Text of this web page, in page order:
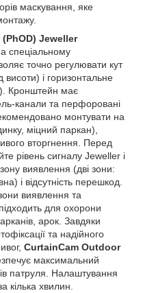
маскування, яке
Jeweller
спеціальному
точно регулювати кут
висоти) і горизонтальне
Кронштейн має
канали та перфоровані
монтувати на
міцний паркан),
вторгнення. Перед
рівень сигналу Jeweller і
виявлення (дві зони:
і відсутність перешкод.
виявлення та
для охорони
арок. Завдяки
та надійного
CurtainCam Outdoor
максимальний
патруля. Налаштування
кілька хвилин.